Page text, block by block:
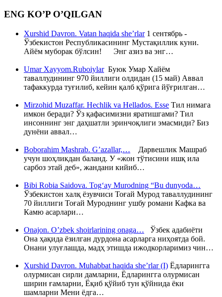
ENG KO’P O’QILGAN
Xurshid Davron. Vatan haqida she’rlar1 сентябрь -
Ўзбекистон Республикасининг Мустақиллик куни.
Айём муборак бўлсин! Энг азиз ва энг…
Umar Xayyom.RuboiylarБуюк Умар Хайём
таваллудининг 970 йиллиги олдидан (15 май) Аввал
тафаккурда туғилиб, кейин қалб қўрига йўғрилган…
Mirzohid Muzaffar. Hechlik va Hellados. Esse Тил нимага
имкон беради? Ўз қафасимизни яратишгами? Тил
инсоннинг энг даҳшатли эринчоқлиги эмасмиди? Биз
дунёни аввал…
Boborahim Mashrab. G’azallar,… Дарвешлик Машраб
учун шоҳликдан баланд. У «жон тўтисини ишқ ила
сарбоз этай деб», жандани кийиб…
Bibi Robia Saidova. Tog‘ay Murodning “Bu dunyoda…
Ўзбекистон халқ ёзувчиси Тоғай Мурод таваллудининг
70 йиллиги Тоғай Муроднинг ушбу романи Кафка ва
Камю асарлари…
Onajon. O’zbek shoirlarining onaga… Ўзбек адабиёти
Она ҳақида ёзилган дурдона асарларга ниҳоятда бой.
Онани улуғлашда, мадҳ этишда ижодкорларимиз чин…
Xurshid Davron. Muhabbat haqida she’rlar (I) Ёдларингга
олурмисан сирли дамларни, Ёдларингга олурмисан
ширин ғамларни, Ёқиб қўйиб тун қўйнида ёки
шамларни Мени ёдга…